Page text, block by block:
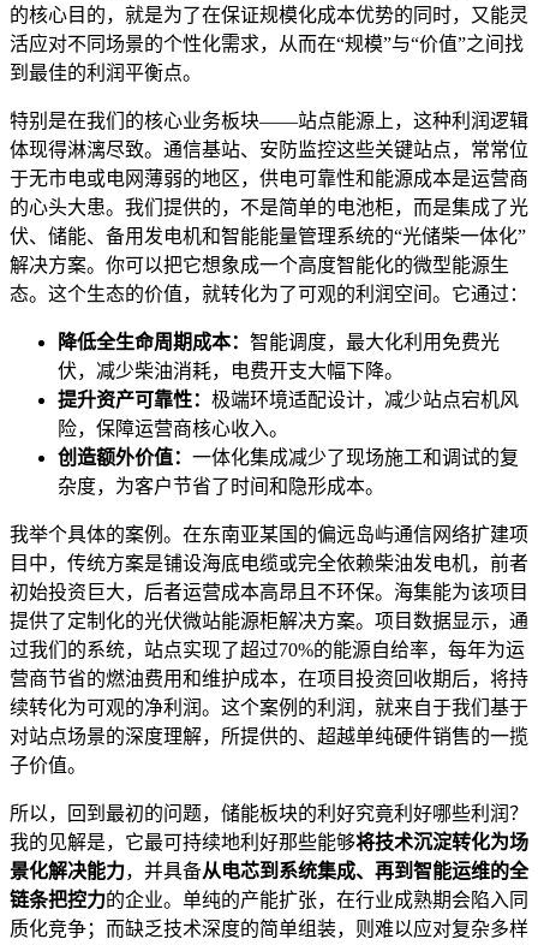
的核心目的，就是为了在保证规模化成本优势的同时，又能灵
活应对不同场景的个性化需求，从而在“规模”与“价值”之间找
到最佳的利润平衡点。
特别是在我们的核心业务板块——站点能源上，这种利润逻辑
体现得淋漓尽致。通信基站、安防监控这些关键站点，常常位
于无市电或电网薄弱的地区，供电可靠性和能源成本是运营商
的心头大患。我们提供的，不是简单的电池柜，而是集成了光
伏、储能、备用发电机和智能能量管理系统的“光储柴一体化”
解决方案。你可以把它想象成一个高度智能化的微型能源生
态。这个生态的价值，就转化为了可观的利润空间。它通过：
降低全生命周期成本： 智能调度，最大化利用免费光
伏，减少柴油消耗，电费开支大幅下降。
提升资产可靠性： 极端环境适配设计，减少站点宕机风
险，保障运营商核心收入。
创造额外价值： 一体化集成减少了现场施工和调试的复
杂度，为客户节省了时间和隐形成本。
我举个具体的案例。在东南亚某国的偏远岛屿通信网络扩建项
目中，传统方案是铺设海底电缆或完全依赖柴油发电机，前者
初始投资巨大，后者运营成本高昂且不环保。海集能为该项目
提供了定制化的光伏微站能源柜解决方案。项目数据显示，通
过我们的系统，站点实现了超过70%的能源自给率，每年为运
营商节省的燃油费用和维护成本，在项目投资回收期后，将持
续转化为可观的净利润。这个案例的利润，就来自于我们基于
对站点场景的深度理解，所提供的、超越单纯硬件销售的一揽
子价值。
所以，回到最初的问题，储能板块的利好究竟利好哪些利润？
我的见解是，它最可持续地利好那些能够将技术沉淀转化为场
景化解决能力，并具备从电芯到系统集成、再到智能运维的全
链条把控力的企业。单纯的产能扩张，在行业成熟期会陷入同
质化竞争；而缺乏技术深度的简单组装，则难以应对复杂多样